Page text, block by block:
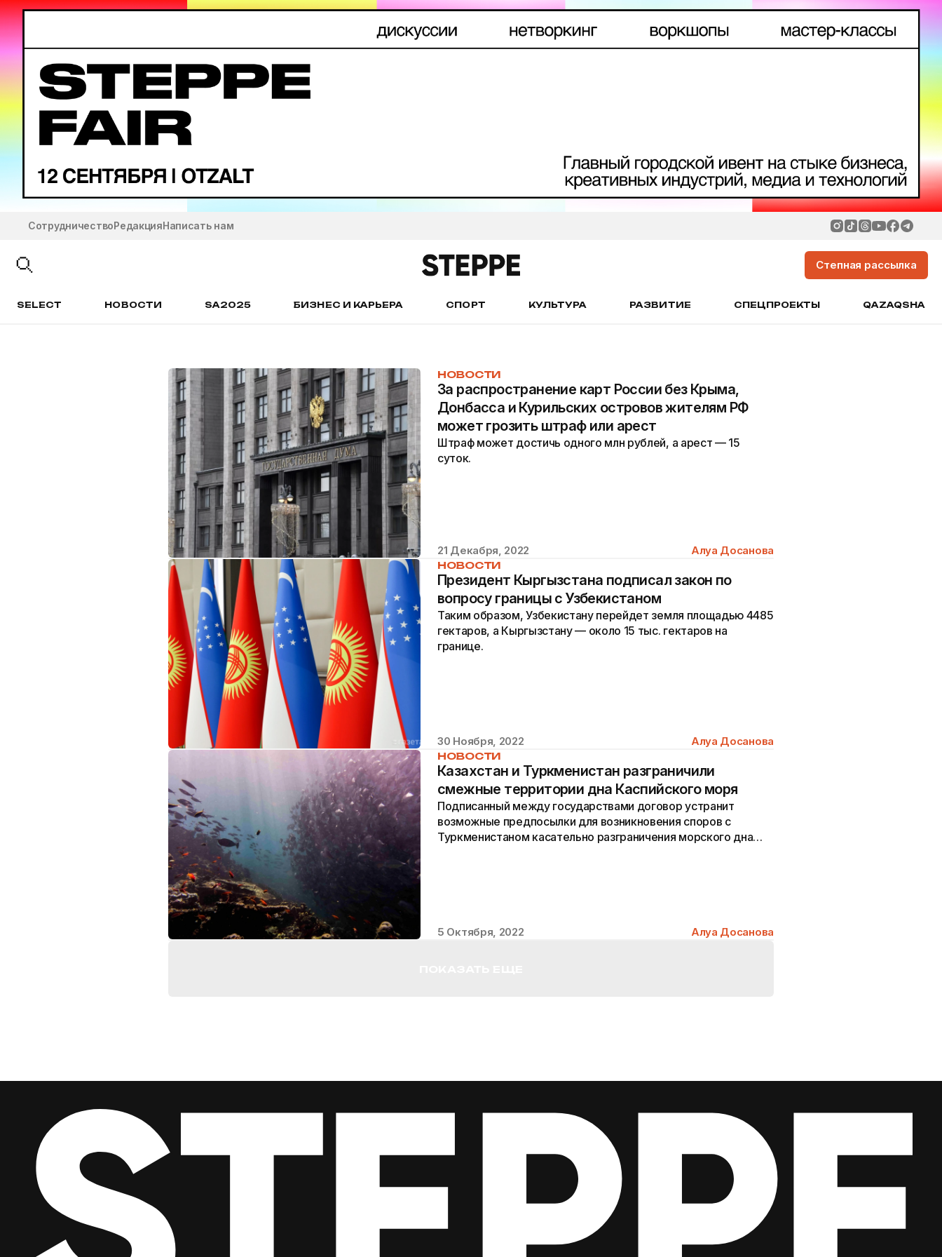
СотрудничествоРедакцияНаписать нам
Степная рассылка
SELECT НОВОСТИ SA2025 БИЗНЕС И КАРЬЕРА СПОРТ КУЛЬТУРА РАЗВИТИЕ СПЕЦПРОЕКТЫ QAZAQSHA
НОВОСТИ
За распространение карт России без Крыма,
Донбасса и Курильских островов жителям РФ
может грозить штраф или арест
Штраф может достичь одного млн рублей, а арест — 15
суток.
21 Декабря, 2022 Алуа Досанова
НОВОСТИ
Президент Кыргызстана подписал закон по
вопросу границы с Узбекистаном
Таким образом, Узбекистану перейдет земля площадью 4485
гектаров, а Кыргызстану — около 15 тыс. гектаров на
границе.
30 Ноября, 2022 Алуа Досанова
НОВОСТИ
Казахстан и Туркменистан разграничили
смежные территории дна Каспийского моря
Подписанный между государствами договор устранит
возможные предпосылки для возникновения споров с
Туркменистаном касательно разграничения морского дна
5 Октября, 2022 Алуа Досанова